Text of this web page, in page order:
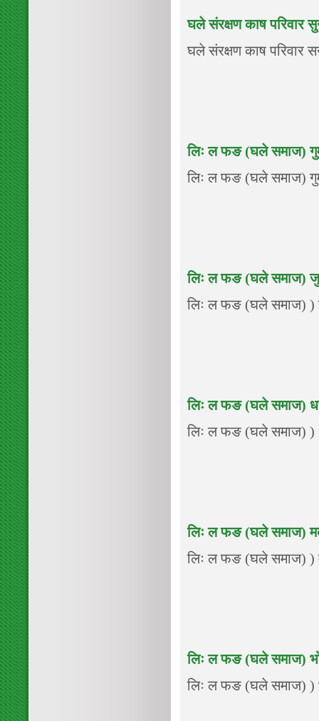
घले संरक्षण काष परिवार
घले संरक्षण काष परिवार
लिः ल फङ (घले समाज)
लिः ल फङ (घले समाज)
लिः ल फङ (घले समाज)
लिः ल फङ (घले समाज) )
लिः ल फङ (घले समाज)
लिः ल फङ (घले समाज) )
लिः ल फङ (घले समाज)
लिः ल फङ (घले समाज) )
लिः ल फङ (घले समाज)
लिः ल फङ (घले समाज) )